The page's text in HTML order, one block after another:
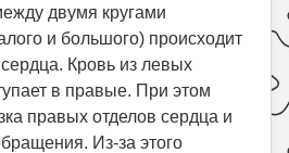
двумя кругами
и большого) происходит
Кровь из левых
в правые. При этом
правых отделов сердца и
Из-за этого